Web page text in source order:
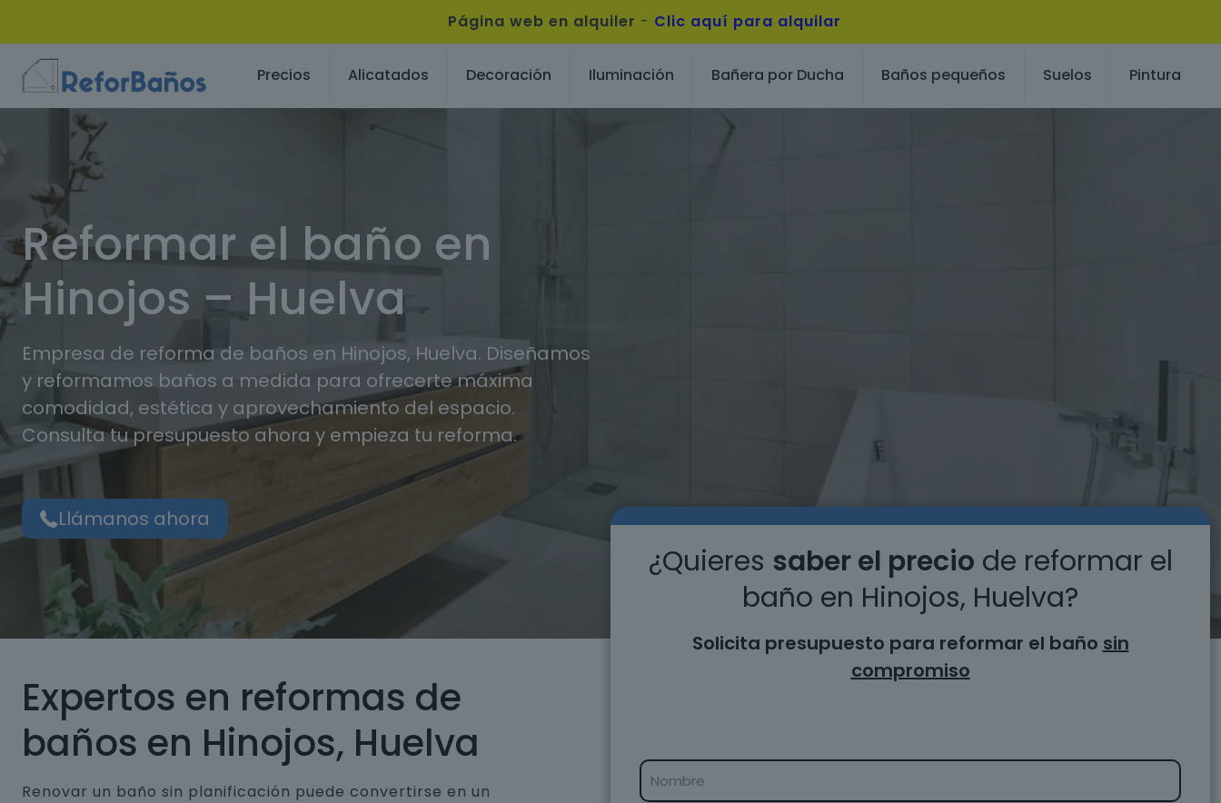
Página web en alquiler - Clic aquí para alquilar
Precios Alicatados Decoración Iluminación Bañera por Ducha Baños pequeños Suelos Pintura
Reformar el baño en
Hinojos – Huelva
Empresa de reforma de baños en Hinojos, Huelva. Diseñamos
y reformamos baños a medida para ofrecerte máxima
comodidad, estética y aprovechamiento del espacio.
Consulta tu presupuesto ahora y empieza tu reforma.
Llámanos ahora
Expertos en reformas de
baños en Hinojos, Huelva
Renovar un baño sin planificación puede convertirse en un
¿Quieres saber el precio de reformar el
baño en Hinojos, Huelva?
Solicita presupuesto para reformar el baño sin
compromiso